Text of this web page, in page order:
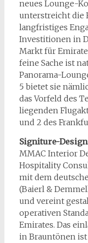
neues Lounge-
unterstreicht die
langfristiges
Investitionen in
Markt für
feine Sache ist
Panorama-
5 bietet sie
das Vorfeld des
liegenden
und 2 des
Signiture-
MMAC Interior
Hospitality
mit dem
(Baierl &
und vereint
operativen
Emirates. Das
in Brauntönen